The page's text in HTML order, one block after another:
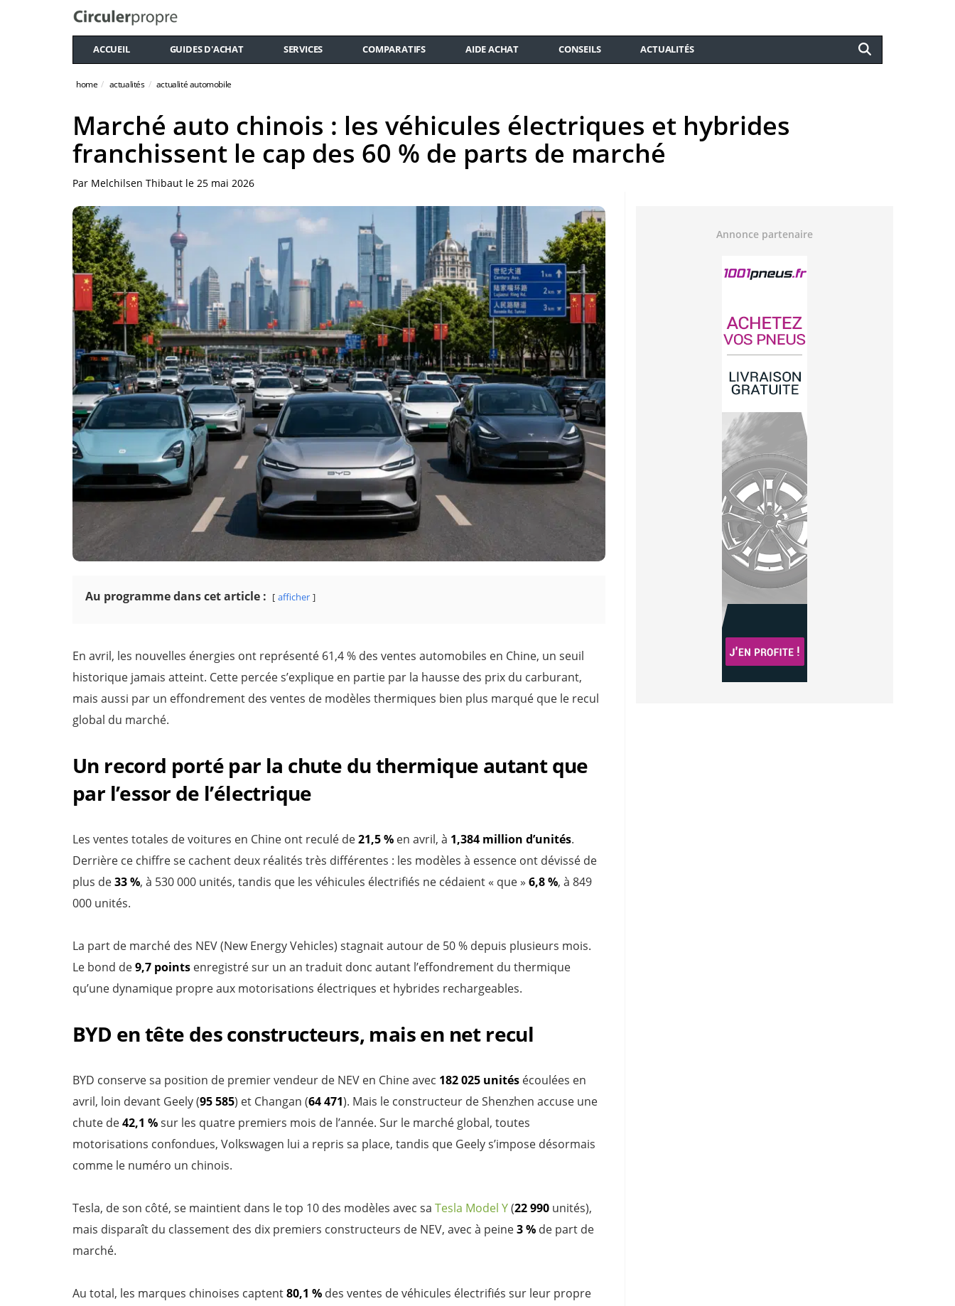
ACCUEIL GUIDES D'ACHAT SERVICES COMPARATIFS AIDE ACHAT CONSEILS ACTUALITÉS
home actualités actualité automobile
Marché auto chinois : les véhicules électriques et hybrides
franchissent le cap des 60 % de parts de marché
Par Melchilsen Thibaut le 25 mai 2026
Au programme dans cet article : afficher
En avril, les nouvelles énergies ont représenté 61,4 % des ventes automobiles en Chine, un seuil
historique jamais atteint. Cette percée s’explique en partie par la hausse des prix du carburant,
mais aussi par un effondrement des ventes de modèles thermiques bien plus marqué que le recul
global du marché.
Un record porté par la chute du thermique autant que
par l’essor de l’électrique
Les ventes totales de voitures en Chine ont reculé de21,5 % en avril, à 1,384 million d’unités.
Derrière ce chiffre se cachent deux réalités très différentes : les modèles à essence ont dévissé de
plus de33 %, à 530 000 unités, tandis que les véhicules électrifiés ne cédaient « que » 6,8 %, à 849
000 unités.
La part de marché des NEV (New Energy Vehicles) stagnait autour de 50 % depuis plusieurs mois.
Le bond de9,7 points enregistré sur un an traduit donc autant l’effondrement du thermique
qu’une dynamique propre aux motorisations électriques et hybrides rechargeables.
BYD en tête des constructeurs, mais en net recul
BYD conserve sa position de premier vendeur de NEV en Chine avec 182 025 unités écoulées en
avril, loin devant Geely (95 585) et Changan (64 471). Mais le constructeur de Shenzhen accuse une
chute de42,1 %sur les quatre premiers mois de l’année. Sur le marché global, toutes
motorisations confondues, Volkswagen lui a repris sa place, tandis que Geely s’impose désormais
comme le numéro un chinois.
Tesla, de son côté, se maintient dans le top 10 des modèles avec sa Tesla Model Y(22 990 unités),
mais disparaît du classement des dix premiers constructeurs de NEV, avec à peine3 % de part de
marché.
Au total, les marques chinoises captent80,1 % des ventes de véhicules électrifiés sur leur propre
Annonce partenaire